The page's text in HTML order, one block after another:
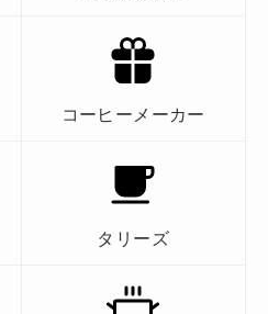
コーヒーメーカー
タリーズ